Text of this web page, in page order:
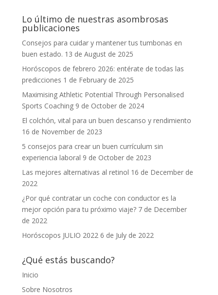
Lo último de nuestras asombrosas
publicaciones
Consejos para cuidar y mantener tus tumbonas en
buen estado. 13 de August de 2025
Horóscopos de febrero 2026: entérate de todas las
predicciones 1 de February de 2025
Maximising Athletic Potential Through Personalised
Sports Coaching 9 de October de 2024
El colchón, vital para un buen descanso y rendimiento
16 de November de 2023
5 consejos para crear un buen currículum sin
experiencia laboral 9 de October de 2023
Las mejores alternativas al retinol 16 de December de
2022
¿Por qué contratar un coche con conductor es la
mejor opción para tu próximo viaje? 7 de December
de 2022
Horóscopos JULIO 2022 6 de July de 2022
¿Qué estás buscando?
Inicio
Sobre Nosotros